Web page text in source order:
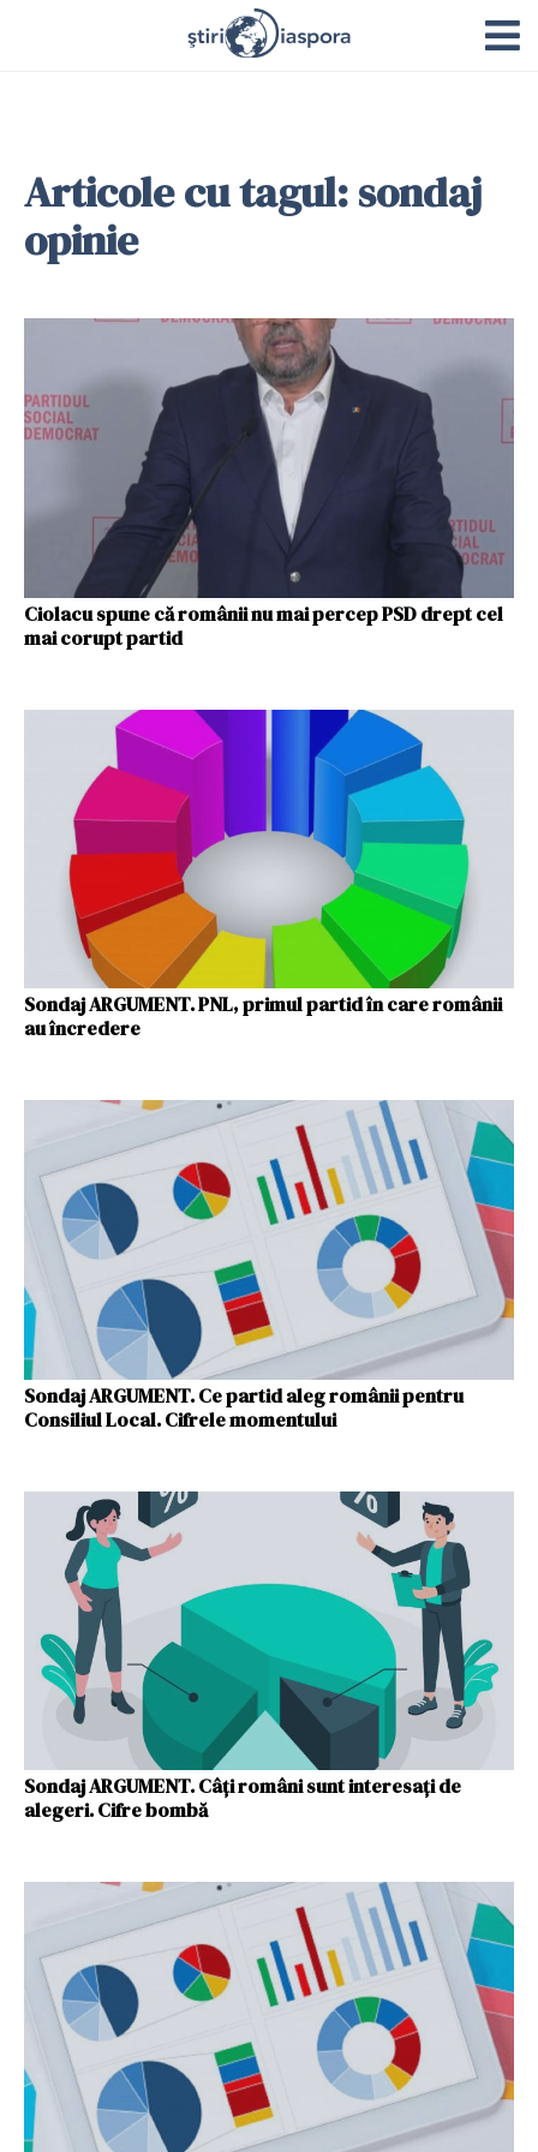
Articole cu tagul: sondaj
opinie
Ciolacu spune că românii nu mai percep PSD drept cel
mai corupt partid
Sondaj ARGUMENT. PNL, primul partid în care românii
au încredere
Sondaj ARGUMENT. Ce partid aleg românii pentru
Consiliul Local. Cifrele momentului
Sondaj ARGUMENT. Câți români sunt interesați de
alegeri. Cifre bombă